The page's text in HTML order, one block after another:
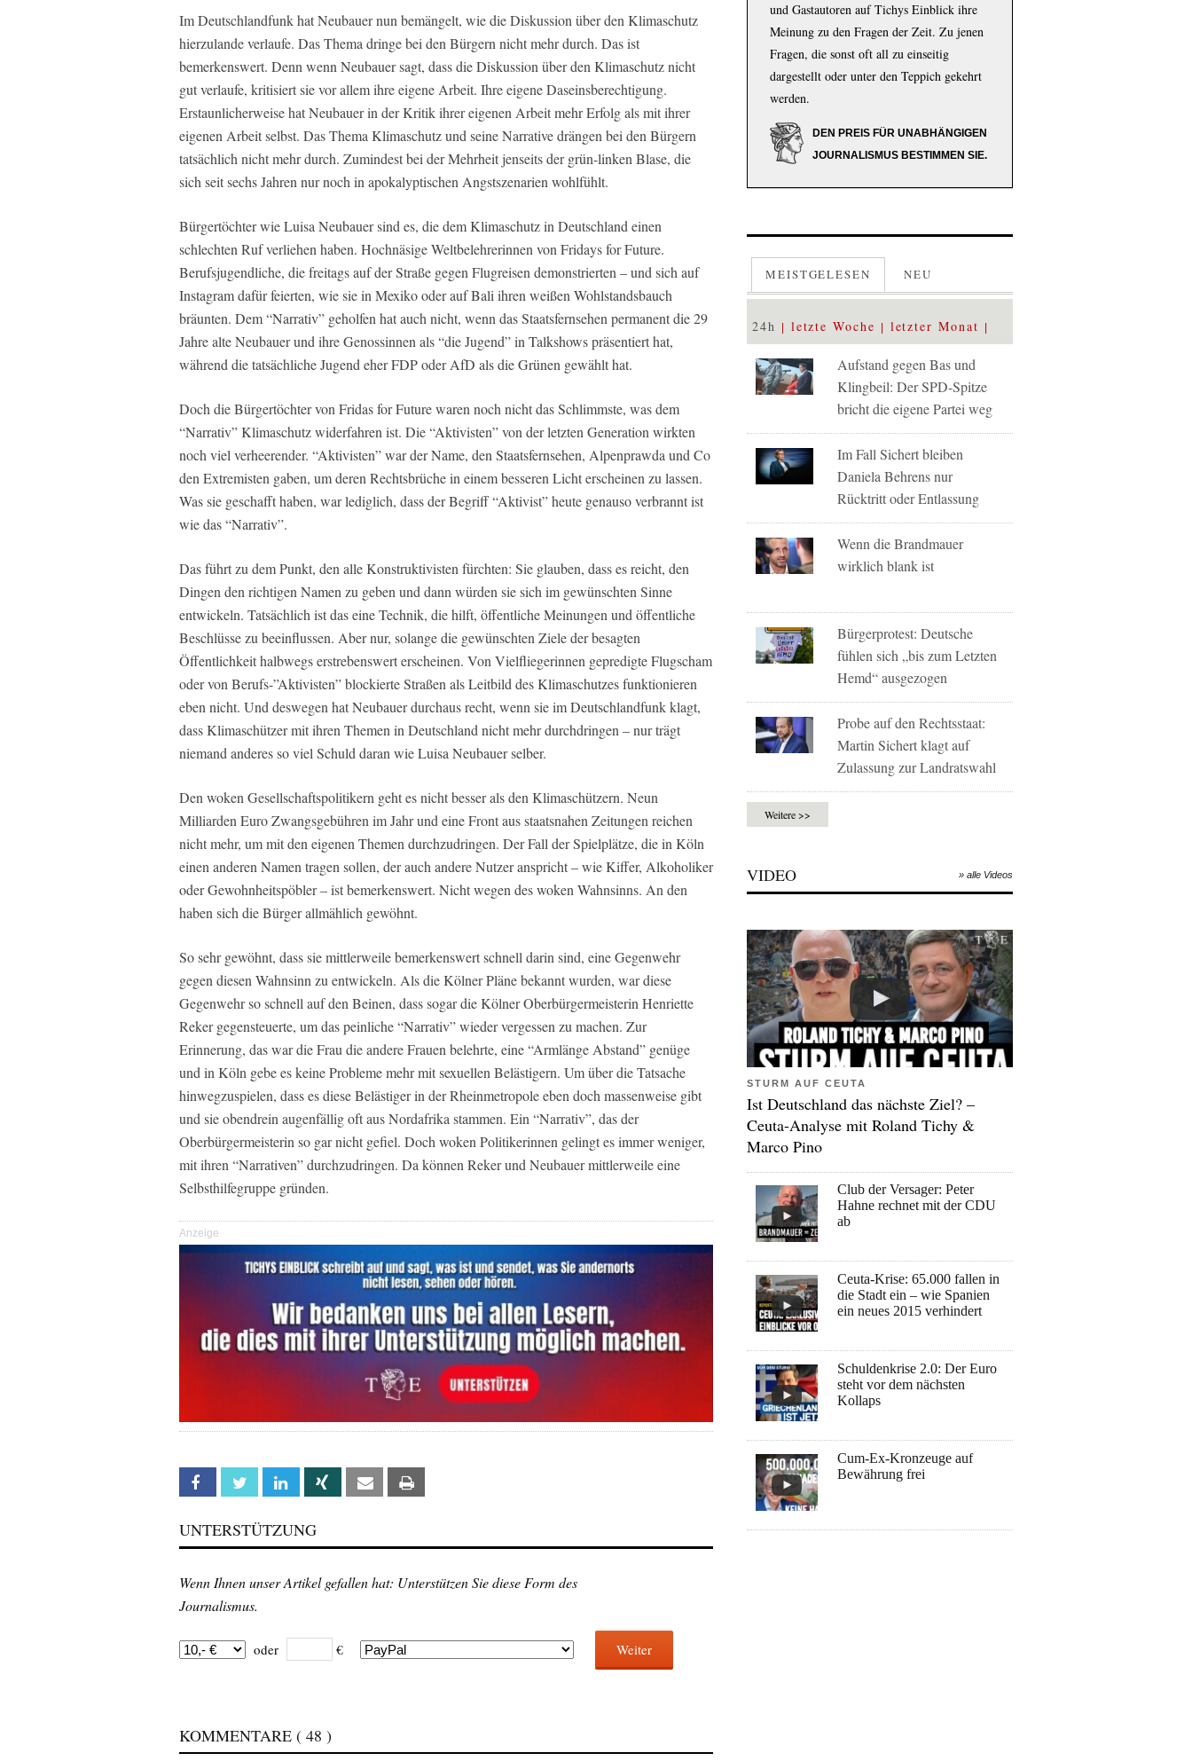
Im Deutschlandfunk hat Neubauer nun bemängelt, wie die Diskussion über den Klimaschutz
hierzulande verlaufe. Das Thema dringe bei den Bürgern nicht mehr durch. Das ist
bemerkenswert. Denn wenn Neubauer sagt, dass die Diskussion über den Klimaschutz nicht
gut verlaufe, kritisiert sie vor allem ihre eigene Arbeit. Ihre eigene Daseinsberechtigung.
Erstaunlicherweise hat Neubauer in der Kritik ihrer eigenen Arbeit mehr Erfolg als mit ihrer
eigenen Arbeit selbst. Das Thema Klimaschutz und seine Narrative drängen bei den Bürgern
tatsächlich nicht mehr durch. Zumindest bei der Mehrheit jenseits der grün-linken Blase, die
sich seit sechs Jahren nur noch in apokalyptischen Angstszenarien wohlfühlt.
Bürgertöchter wie Luisa Neubauer sind es, die dem Klimaschutz in Deutschland einen
schlechten Ruf verliehen haben. Hochnäsige Weltbelehrerinnen von Fridays for Future.
Berufsjugendliche, die freitags auf der Straße gegen Flugreisen demonstrierten – und sich auf
Instagram dafür feierten, wie sie in Mexiko oder auf Bali ihren weißen Wohlstandsbauch
bräunten. Dem “Narrativ” geholfen hat auch nicht, wenn das Staatsfernsehen permanent die 29
Jahre alte Neubauer und ihre Genossinnen als “die Jugend” in Talkshows präsentiert hat,
während die tatsächliche Jugend eher FDP oder AfD als die Grünen gewählt hat.
Doch die Bürgertöchter von Fridas for Future waren noch nicht das Schlimmste, was dem
“Narrativ” Klimaschutz widerfahren ist. Die “Aktivisten” von der letzten Generation wirkten
noch viel verheerender. “Aktivisten” war der Name, den Staatsfernsehen, Alpenprawda und Co
den Extremisten gaben, um deren Rechtsbrüche in einem besseren Licht erscheinen zu lassen.
Was sie geschafft haben, war lediglich, dass der Begriff “Aktivist” heute genauso verbrannt ist
wie das “Narrativ”.
Das führt zu dem Punkt, den alle Konstruktivisten fürchten: Sie glauben, dass es reicht, den
Dingen den richtigen Namen zu geben und dann würden sie sich im gewünschten Sinne
entwickeln. Tatsächlich ist das eine Technik, die hilft, öffentliche Meinungen und öffentliche
Beschlüsse zu beeinflussen. Aber nur, solange die gewünschten Ziele der besagten
Öffentlichkeit halbwegs erstrebenswert erscheinen. Von Vielfliegerinnen gepredigte Flugscham
oder von Berufs-”Aktivisten” blockierte Straßen als Leitbild des Klimaschutzes funktionieren
eben nicht. Und deswegen hat Neubauer durchaus recht, wenn sie im Deutschlandfunk klagt,
dass Klimaschützer mit ihren Themen in Deutschland nicht mehr durchdringen – nur trägt
niemand anderes so viel Schuld daran wie Luisa Neubauer selber.
Den woken Gesellschaftspolitikern geht es nicht besser als den Klimaschützern. Neun
Milliarden Euro Zwangsgebühren im Jahr und eine Front aus staatsnahen Zeitungen reichen
nicht mehr, um mit den eigenen Themen durchzudringen. Der Fall der Spielplätze, die in Köln
einen anderen Namen tragen sollen, der auch andere Nutzer anspricht – wie Kiffer, Alkoholiker
oder Gewohnheitspöbler – ist bemerkenswert. Nicht wegen des woken Wahnsinns. An den
haben sich die Bürger allmählich gewöhnt.
So sehr gewöhnt, dass sie mittlerweile bemerkenswert schnell darin sind, eine Gegenwehr
gegen diesen Wahnsinn zu entwickeln. Als die Kölner Pläne bekannt wurden, war diese
Gegenwehr so schnell auf den Beinen, dass sogar die Kölner Oberbürgermeisterin Henriette
Reker gegensteuerte, um das peinliche “Narrativ” wieder vergessen zu machen. Zur
Erinnerung, das war die Frau die andere Frauen belehrte, eine “Armlänge Abstand” genüge
und in Köln gebe es keine Probleme mehr mit sexuellen Belästigern. Um über die Tatsache
hinwegzuspielen, dass es diese Belästiger in der Rheinmetropole eben doch massenweise gibt
und sie obendrein augenfällig oft aus Nordafrika stammen. Ein “Narrativ”, das der
Oberbürgermeisterin so gar nicht gefiel. Doch woken Politikerinnen gelingt es immer weniger,
mit ihren “Narrativen” durchzudringen. Da können Reker und Neubauer mittlerweile eine
Selbsthilfegruppe gründen.
Anzeige
Facebook Twitter Linkedin Xing Email
UNTERSTÜTZUNG
Wenn Ihnen unser Artikel gefallen hat: Unterstützen Sie diese Form des
Journalismus.
oder € Weiter
KOMMENTARE ( 48 )
und Gastautoren auf Tichys Einblick ihre
Meinung zu den Fragen der Zeit. Zu jenen
Fragen, die sonst oft all zu einseitig
dargestellt oder unter den Teppich gekehrt
werden.
DEN PREIS FÜR UNABHÄNGIGEN
JOURNALISMUS BESTIMMEN SIE.
MEISTGELESEN NEU
24h letzte Woche letzter Monat
Aufstand gegen Bas und
Klingbeil: Der SPD-Spitze
bricht die eigene Partei weg
Im Fall Sichert bleiben
Daniela Behrens nur
Rücktritt oder Entlassung
Wenn die Brandmauer
wirklich blank ist
Bürgerprotest: Deutsche
fühlen sich „bis zum Letzten
Hemd“ ausgezogen
Probe auf den Rechtsstaat:
Martin Sichert klagt auf
Zulassung zur Landratswahl
Weitere >>
VIDEO » alle Videos
STURM AUF CEUTA
Ist Deutschland das nächste Ziel? –
Ceuta-Analyse mit Roland Tichy &
Marco Pino
Club der Versager: Peter
Hahne rechnet mit der CDU
ab
Ceuta-Krise: 65.000 fallen in
die Stadt ein – wie Spanien
ein neues 2015 verhindert
Schuldenkrise 2.0: Der Euro
steht vor dem nächsten
Kollaps
Cum-Ex-Kronzeuge auf
Bewährung frei